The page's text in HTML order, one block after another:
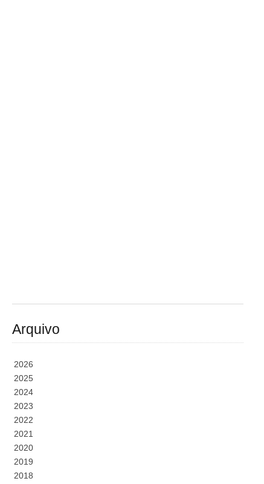
Arquivo
2026
2025
2024
2023
2022
2021
2020
2019
2018